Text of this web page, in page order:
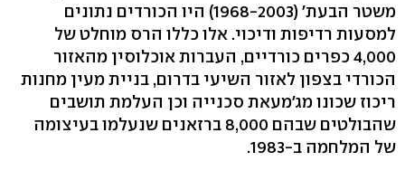
משטר הבעת' (1968-2003) היו הכורדים נתונים
למסעות רדיפות ודיכוי. אלו כללו הרס מוחלט של
4,000 כפרים כורדיים, העברות אוכלוסין מהאזור
הכורדי בצפון לאזור השיעי בדרום, בניית מעין מחנות
ריכוז שכונו מג'מעאת סכנייה וכן העלמת תושבים
שהבולטים שבהם 8,000 ברזאנים שנעלמו בעיצומה
של המלחמה ב-1983.